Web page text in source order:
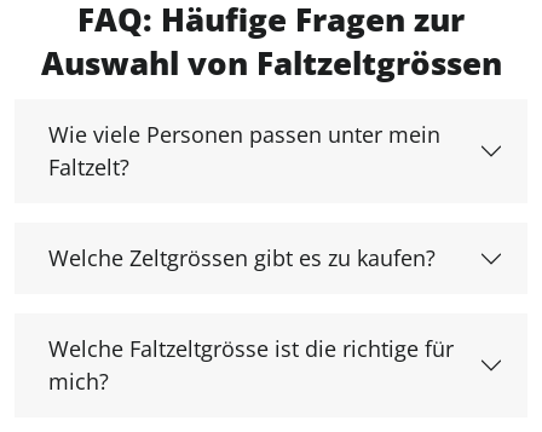
FAQ: Häufige Fragen zur
Auswahl von Faltzeltgrössen
Wie viele Personen passen unter mein
Faltzelt?
Welche Zeltgrössen gibt es zu kaufen?
Welche Faltzeltgrösse ist die richtige für
mich?